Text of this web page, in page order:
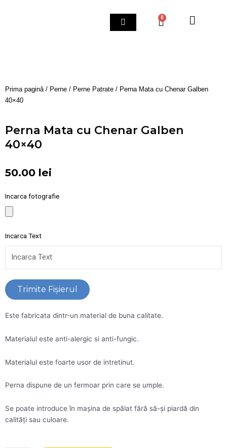
0Cart
Prima pagină/ Perne / Perne Patrate / Perna Mata cu Chenar Galben
40×40
Perna Mata cu Chenar Galben
40×40
50.00 lei
Incarca fotografie
Incarca Text
Trimite Fişierul
Este fabricata dintr-un material de buna calitate.
Materialul este anti-alergic si anti-fungic.
Materialul este foarte usor de intretinut.
Perna dispune de un fermoar prin care se umple.
Se poate introduce în mașina de spălat fără să-și piardă din
calități sau culoare.